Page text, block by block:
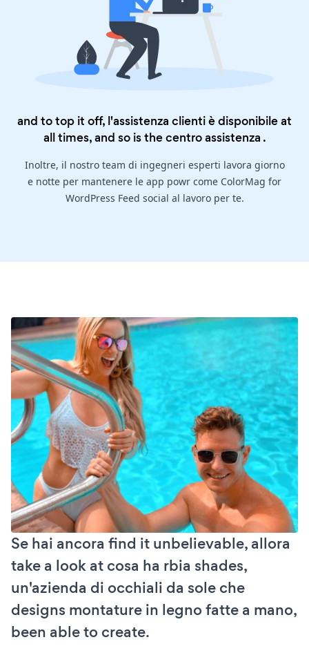
and to top it off, l'assistenza clienti è disponibile at
all times, and so is thecentro assistenza .
Inoltre, il nostro team di ingegneri esperti lavora giorno
e notte per mantenere le app powr come ColorMag for
WordPress Feed social al lavoro per te.
Se hai ancora find it unbelievable, allora
take a look at cosa ha rbia shades,
un'azienda di occhiali da sole che
designs montature in legno fatte a mano,
been able to create.